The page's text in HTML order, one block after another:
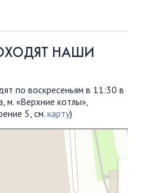
НАШИ
по воскресеньям в 11:30 в
м. «Верхние котлы»,
5, см. карту)